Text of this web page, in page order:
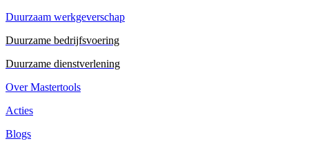
Duurzaam werkgeverschap
Duurzame bedrijfsvoering
Duurzame dienstverlening
Over Mastertools
Acties
Blogs